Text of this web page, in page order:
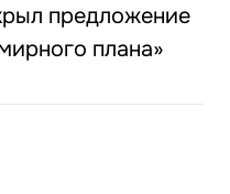
предложение
плана»